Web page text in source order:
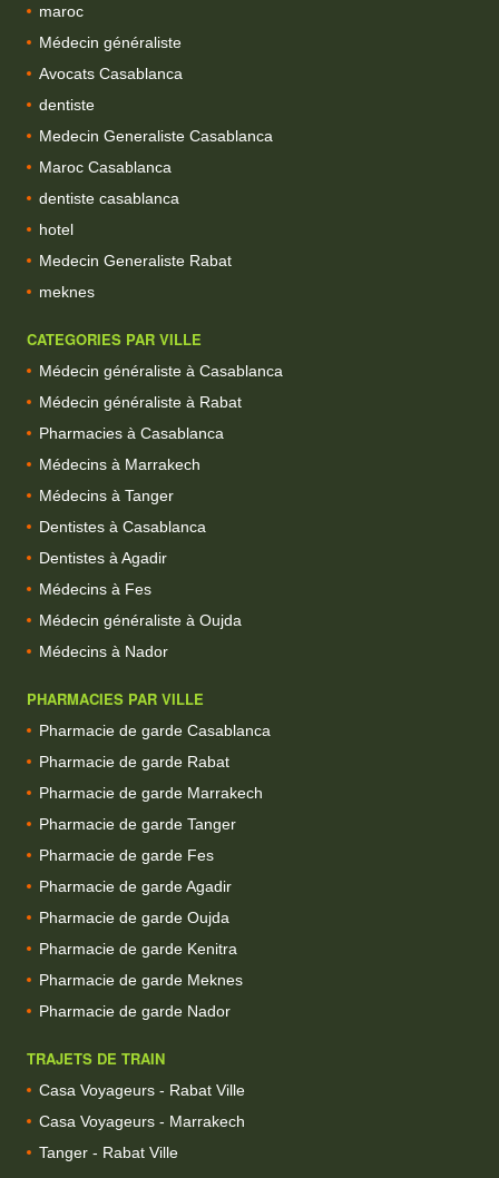
maroc
Médecin généraliste
Avocats Casablanca
dentiste
Medecin Generaliste Casablanca
Maroc Casablanca
dentiste casablanca
hotel
Medecin Generaliste Rabat
meknes
CATEGORIES PAR VILLE
Médecin généraliste à Casablanca
Médecin généraliste à Rabat
Pharmacies à Casablanca
Médecins à Marrakech
Médecins à Tanger
Dentistes à Casablanca
Dentistes à Agadir
Médecins à Fes
Médecin généraliste à Oujda
Médecins à Nador
PHARMACIES PAR VILLE
Pharmacie de garde Casablanca
Pharmacie de garde Rabat
Pharmacie de garde Marrakech
Pharmacie de garde Tanger
Pharmacie de garde Fes
Pharmacie de garde Agadir
Pharmacie de garde Oujda
Pharmacie de garde Kenitra
Pharmacie de garde Meknes
Pharmacie de garde Nador
TRAJETS DE TRAIN
Casa Voyageurs - Rabat Ville
Casa Voyageurs - Marrakech
Tanger - Rabat Ville